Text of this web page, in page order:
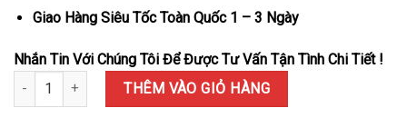
Giao Hàng Siêu Tốc Toàn Quốc 1 – 3 Ngày
Nhắn Tin Với Chúng Tôi Để Được Tư Vấn Tận Tình Chi Tiết !
Đồng Hồ Jaeger-LeCoultre Master Ultra Thin Reserve De Marche
THÊM VÀO GIỎ HÀNG